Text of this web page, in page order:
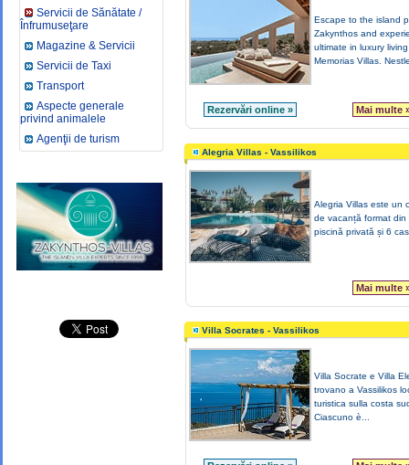
Servicii de Sănătate /
Înfrumuseţare
Magazine & Servicii
Servicii de Taxi
Transport
Aspecte generale
privind animalele
Agenţii de turism
Escape to the island
Zakynthos and
ultimate in luxury
Memorias Villas.
Rezervări online » Mai multe
Alegria Villas - Vassilikos
Alegria Villas este un
de vacanță format din
piscină privată și 6
Mai multe
Villa Socrates - Vassilikos
Villa Socrate e Villa
trovano a Vassilikos
turistica sulla costa
Ciascuno è...